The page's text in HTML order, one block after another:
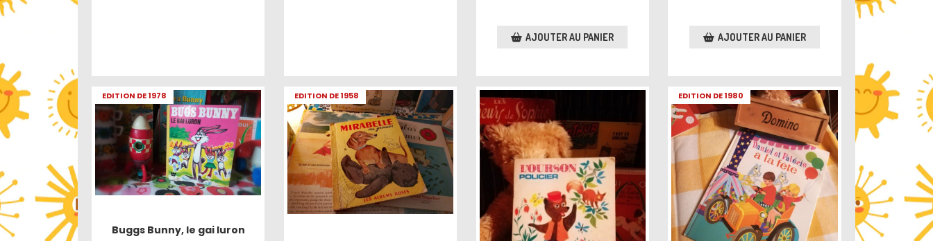
AJOUTER AU PANIER AJOUTER AU PANIER
Buggs Bunny, le gai luron
EDITION DE 1978 EDITION DE 1958 EDITION DE 1980